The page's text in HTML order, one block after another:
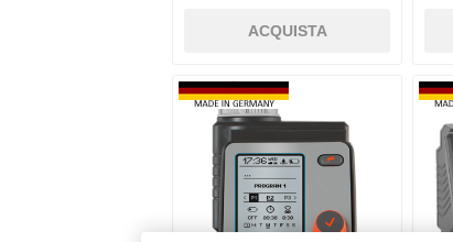
Volpi
Originale